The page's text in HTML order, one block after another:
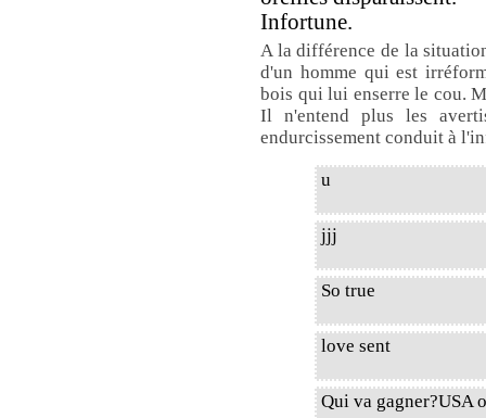
Infortune.
A la différence de la
d'un homme qui est
bois qui lui enserre le cou.
Il n'entend plus les
endurcissement conduit à
u
jjj
So true
love sent
Qui va gagner?USA